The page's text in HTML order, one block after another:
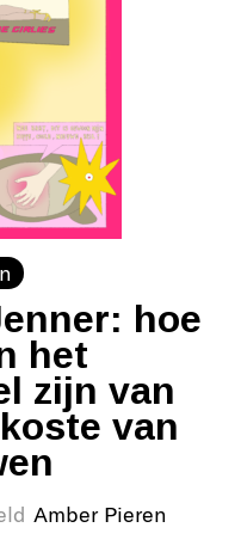
hoe
het
zijn van
van
Amber Pieren